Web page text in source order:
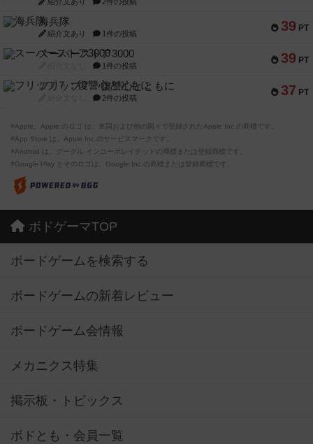
39 PT
海兵隊
紹介文あり 1件の投稿
39 PT
スーパーストア3000
1件の投稿
37 PT
フリップ７：復讐心とともに
2件の投稿
※Apple、Apple のロゴ は、米国および他の国々で登録されたApple Inc.の商標です。
※App Store は、Apple Inc.のサービスマークです。
※Android は、グーグル インコーポレイテッドの商標または登録商標です。
※Google Play とそのロゴは、Google Inc.の商標または登録商標です。
ボドゲーマTOP
ボードゲームを検索する
ボードゲームの新着レビュー
ボードゲーム会情報
メカニクス特集
掲示板・トピックス
ボドとも・会員一覧